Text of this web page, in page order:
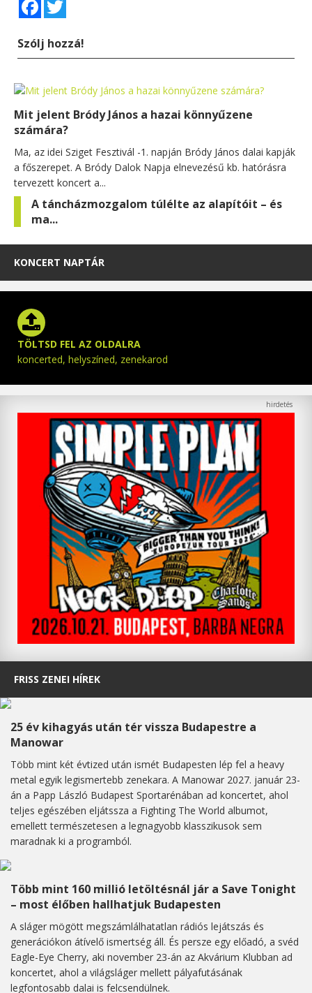
Szólj hozzá!
Mit jelent Bródy János a hazai könnyűzene
számára?
Ma, az idei Sziget Fesztivál -1. napján Bródy János dalai kapják
a főszerepet. A Bródy Dalok Napja elnevezésű kb. hatórásra
tervezett koncert a...
A táncházmozgalom túlélte az alapítóit – és
ma...
KONCERT NAPTÁR
TÖLTSD FEL AZ OLDALRA
koncerted, helyszíned, zenekarod
FRISS ZENEI HÍREK
25 év kihagyás után tér vissza Budapestre a
Manowar
Több mint két évtized után ismét Budapesten lép fel a heavy
metal egyik legismertebb zenekara. A Manowar 2027. január 23-
án a Papp László Budapest Sportarénában ad koncertet, ahol
teljes egészében eljátssza a Fighting The World albumot,
emellett természetesen a legnagyobb klasszikusok sem
maradnak ki a programból.
Több mint 160 millió letöltésnál jár a Save Tonight
– most élőben hallhatjuk Budapesten
A sláger mögött megszámlálhatatlan rádiós lejátszás és
generációkon átívelő ismertség áll. És persze egy előadó, a svéd
Eagle-Eye Cherry, aki november 23-án az Akvárium Klubban ad
koncertet, ahol a világsláger mellett pályafutásának
legfontosabb dalai is felcsendülnek.